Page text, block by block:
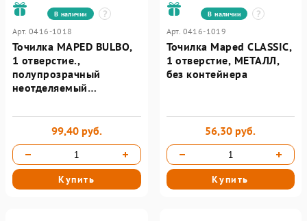
В наличии
Арт. 0416-1018
Точилка MAPED BULBO,
1 отверстие.,
полупрозрачный
неотделяемый
блистер
99,40 руб.
Купить
В наличии
Арт. 0416-1019
Точилка Maped CLASSIC,
1 отверстие, МЕТАЛЛ,
без контейнера
56,30 руб.
Купить